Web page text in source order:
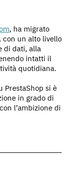
, ha migrato
con un alto livello
di dati, alla
intatti il
quotidiana.
PrestaShop si è
in grado di
l’ambizione di